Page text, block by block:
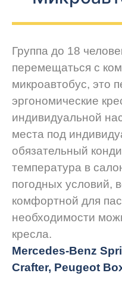
Группа до 18
перемещаться с
микроавтобус, это
эргономические
индивидуальной
места под
обязательный
температура в
погодных условий,
комфортной для
необходимости
кресла.
Mercedes-Benz
Crafter, Peugeot